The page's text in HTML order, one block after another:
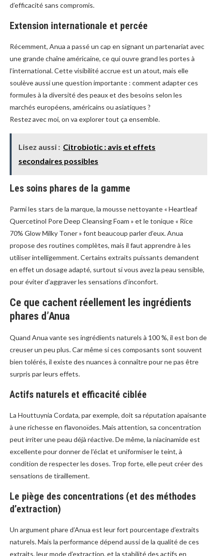
d’efficacité sans compromis.
Extension internationale et percée
Récemment, Anua a passé un cap en signant un partenariat avec
une grande chaîne américaine, ce qui ouvre grand les portes à
l’international. Cette visibilité accrue est un atout, mais elle
soulève aussi une question importante : comment adapter ces
formules à la diversité des peaux et des besoins selon les
marchés européens, américains ou asiatiques ?
Restez avec moi, on va explorer tout ça ensemble.
Lisez aussi : Citrobiotic : avis et effets
secondaires possibles
Les soins phares de la gamme
Parmi les stars de la marque, la mousse nettoyante « Heartleaf
Quercetinol Pore Deep Cleansing Foam » et le tonique « Rice
70% Glow Milky Toner » font beaucoup parler d’eux. Anua
propose des routines complètes, mais il faut apprendre à les
utiliser intelligemment. Certains extraits puissants demandent
en effet un dosage adapté, surtout si vous avez la peau sensible,
pour éviter d’aggraver les sensations d’inconfort.
Ce que cachent réellement les ingrédients
phares d’Anua
Quand Anua vante ses ingrédients naturels à 100 %, il est bon de
creuser un peu plus. Car même si ces composants sont souvent
bien tolérés, il existe des nuances à connaître pour ne pas être
surpris par leurs effets.
Actifs naturels et efficacité ciblée
La Houttuynia Cordata, par exemple, doit sa réputation apaisante
à une richesse en flavonoïdes. Mais attention, sa concentration
peut irriter une peau déjà réactive. De même, la niacinamide est
excellente pour donner de l’éclat et uniformiser le teint, à
condition de respecter les doses. Trop forte, elle peut créer des
sensations de tiraillement.
Le piège des concentrations (et des méthodes
d’extraction)
Un argument phare d’Anua est leur fort pourcentage d’extraits
naturels. Mais la performance dépend aussi de la qualité de ces
extraits, leur mode d’extraction, et la stabilité des actifs en